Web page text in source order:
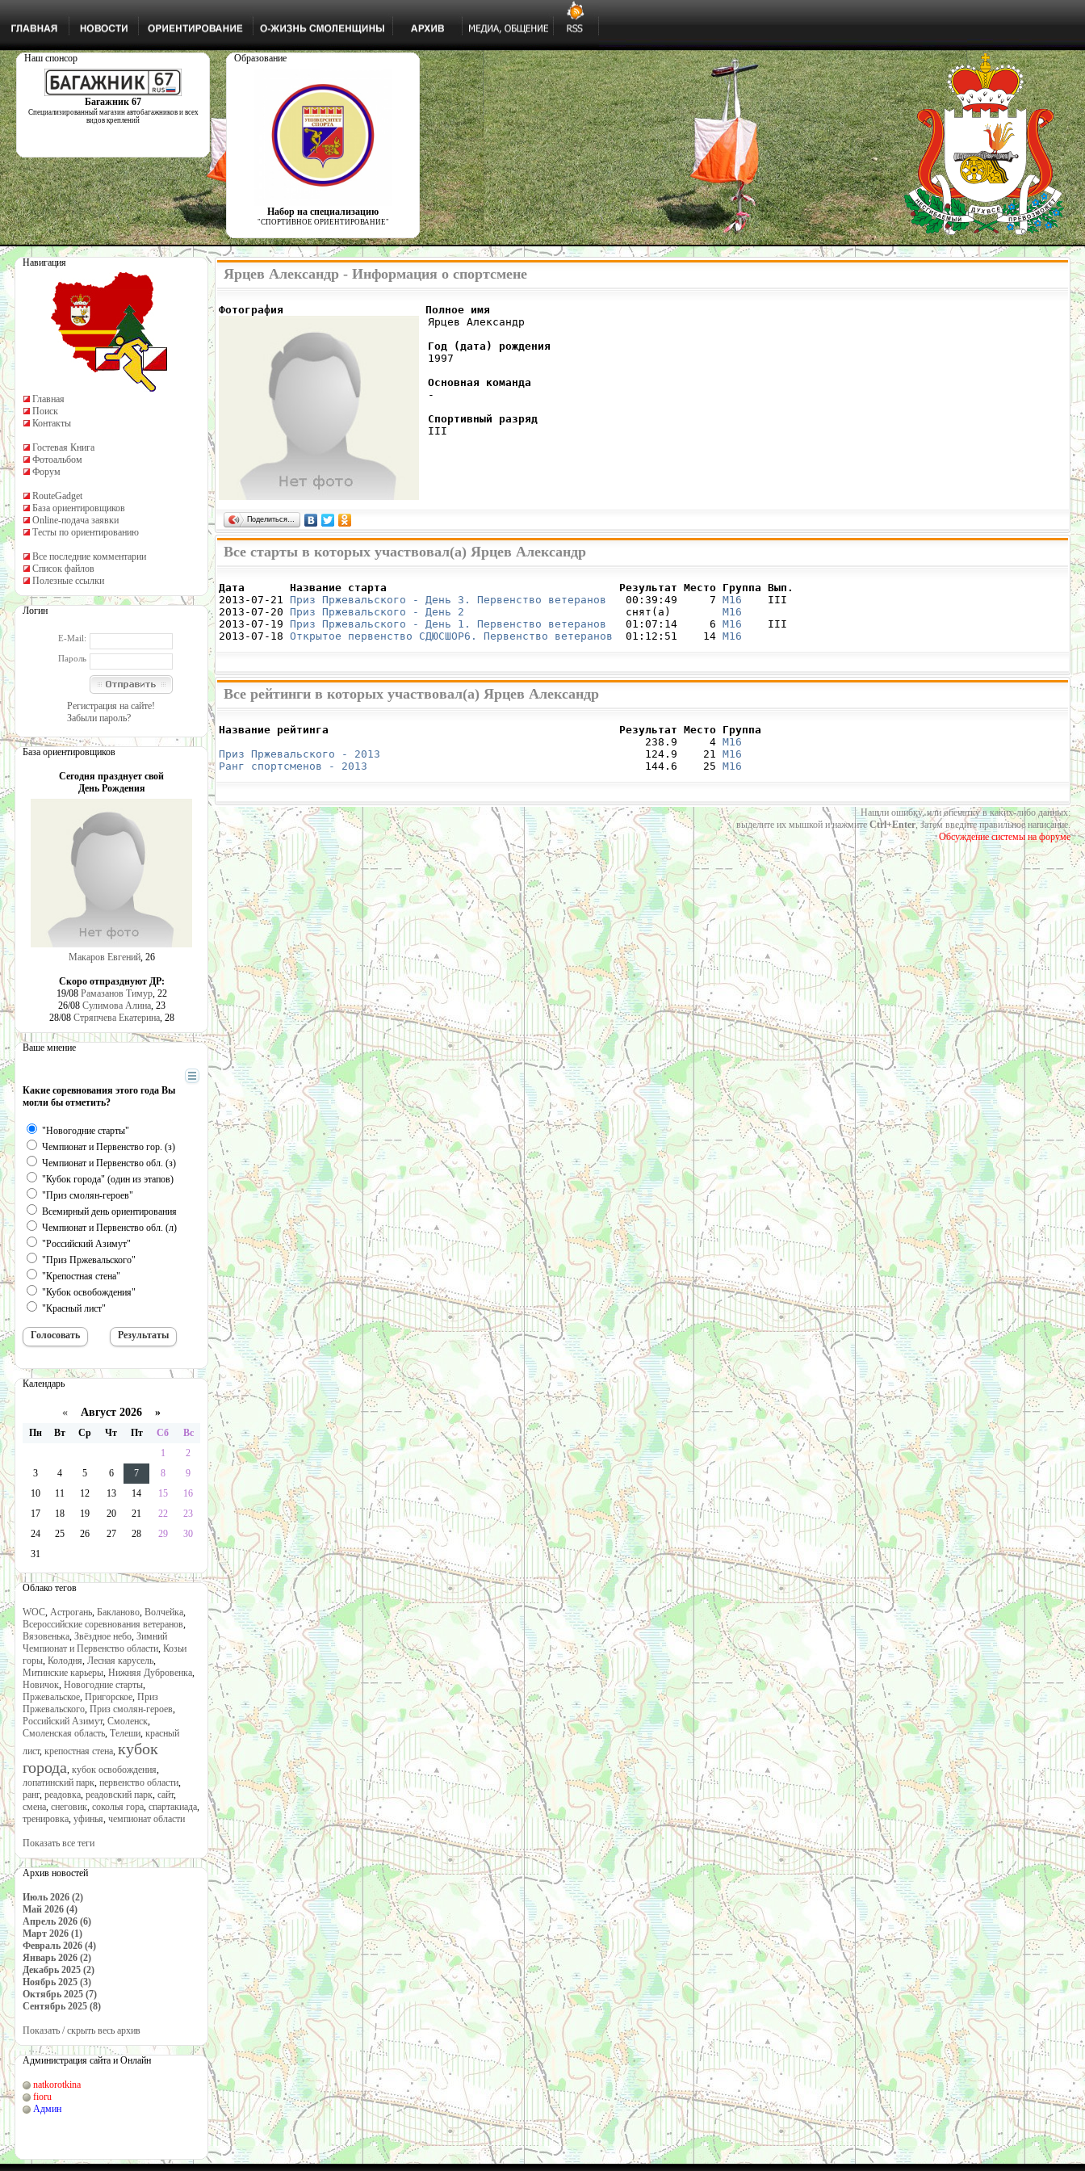
Наш спонсор
Багажник 67
Специализированный магазин автобагажников и всех
видов креплений
Образование
Набор на специализацию
"СПОРТИВНОЕ ОРИЕНТИРОВАНИЕ"
Навигация
Главная
Поиск
Контакты
Гостевая Книга
Фотоальбом
Форум
RouteGadget
База ориентировщиков
Online-подача заявки
Тесты по ориентированию
Все последние комментарии
Список файлов
Полезные ссылки
Логин
E-Mail:
Пароль
Регистрация на сайте!
Забыли пароль?
База ориентировщиков
Сегодня празднует свой
День Рождения
Макаров Евгений, 26
Скоро отпразднуют ДР:
19/08 Рамазанов Тимур, 22
26/08 Сулимова Алина, 23
28/08 Стряпчева Екатерина, 28
Ваше мнение
Какие соревнования этого года Вы
могли бы отметить?
"Новогодние старты"
Чемпионат и Первенство гор. (з)
Чемпионат и Первенство обл. (з)
"Кубок города" (один из этапов)
"Приз смолян-героев"
Всемирный день ориентирования
Чемпионат и Первенство обл. (л)
"Российский Азимут"
"Приз Пржевальского"
"Крепостная стена"
"Кубок освобождения"
"Красный лист"
Календарь
« Август 2026 »
Пн Вт Ср Чт Пт Сб
Вс
1
2
3
4 5 6 7 8
9
10
11 12 13 14 15
16
17
18 19 20 21 22
23
24
25 26 27 28 29
30
31
Облако тегов
WOC, Астрогань, Бакланово, Волчейка,
Всероссийские соревнования ветеранов,
Вязовенька, Звёздное небо, Зимний
Чемпионат и Первенство области, Козьи
горы, Колодня, Лесная карусель,
Митинские карьеры, Нижняя Дубровенка,
Новичок, Новогодние старты,
Пржевальское, Пригорское, Приз
Пржевальского, Приз смолян-героев,
Российский Азимут, Смоленск,
Смоленская область, Телеши, красный
лист, крепостная стена, кубок
города, кубок освобождения,
лопатинский парк, первенство области,
ранг, реадовка, реадовский парк, сайт,
смена, снеговик, соколья гора, спартакиада,
тренировка, уфинья, чемпионат области
Показать все теги
Архив новостей
Июль 2026 (2)
Май 2026 (4)
Апрель 2026 (6)
Март 2026 (1)
Февраль 2026 (4)
Январь 2026 (2)
Декабрь 2025 (2)
Ноябрь 2025 (3)
Октябрь 2025 (7)
Сентябрь 2025 (8)
Показать / скрыть весь архив
Администрация сайта и Онлайн
natkorotkina
fioru
Админ
Ярцев Александр - Информация о спортсмене
Фотография                      Полное имя
Ярцев Александр
Год (дата) рождения
1997
Основная команда
-
Спортивный разряд
III
Поделиться…
Все старты в которых участвовал(а) Ярцев Александр
Дата       Название старта                                    Результат Место Группа Вып.
2013-07-21 Приз Пржевальского - День 3. Первенство ветеранов
   00:39:49     7
М16
    III
2013-07-20 Приз Пржевальского - День 2
                         снят(а)
М16
2013-07-19 Приз Пржевальского - День 1. Первенство ветеранов
   01:07:14     6
М16
    III
2013-07-18 Открытое первенство СДЮСШОР6. Первенство ветеранов
  01:12:51    14
М16
Все рейтинги в которых участвовал(а) Ярцев Александр
Название рейтинга                                             Результат Место Группа
                                                                  238.9     4
М16
Приз Пржевальского - 2013
                                         124.9    21
М16
Ранг спортсменов - 2013
                                           144.6    25
М16
Нашли ошибку, или опечатку в каких-либо данных:
выделите их мышкой и нажмите Ctrl+Enter, затем введите правильное написание.
Обсуждение системы на форуме